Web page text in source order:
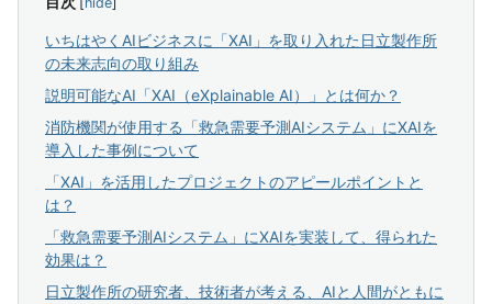
いちはやくAIビジネスに「XAI」を取り入れた日立製作所
の未来志向の取り組み
説明可能なAI「XAI（eXplainable AI）」とは何か？
消防機関が使用する「救急需要予測AIシステム」にXAIを
導入した事例について
「XAI」を活用したプロジェクトのアピールポイントと
は？
「救急需要予測AIシステム」にXAIを実装して、得られた
効果は？
日立製作所の研究者、技術者が考える、AIと人間がともに